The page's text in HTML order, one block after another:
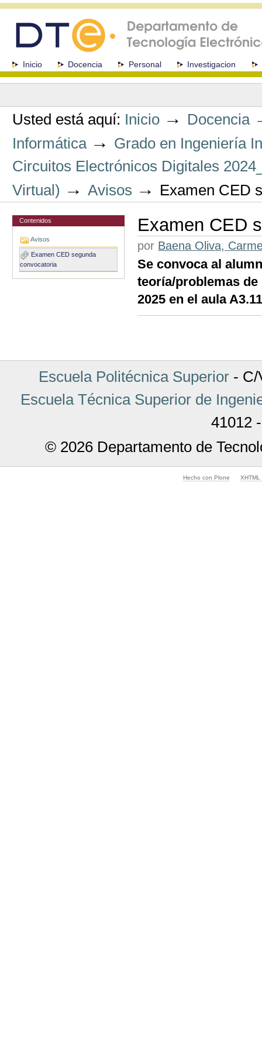
navegación
SeccionesInicio Docencia Personal Investigacion
Herramientas
Usted está aquí: Inicio → Docencia
Informática → Grado en Ingeniería
Circuitos Electrónicos Digitales
Virtual) →Avisos → Examen CED
Contenidos
Avisos
Examen CED segunda
convocatoria
Examen CED
por Baena Oliva,
Se convoca al
teoría/problemas
2025 en el aula
Escuela Politécnica Superior- C/
Escuela Técnica Superior de
41012
© 2026 Departamento de
Hecho con Plone XHTML